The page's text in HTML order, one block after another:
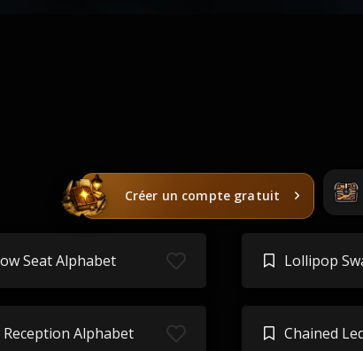
Créer un compte gratuit
Seat Alphabet Lollipop
Alphabet Chained